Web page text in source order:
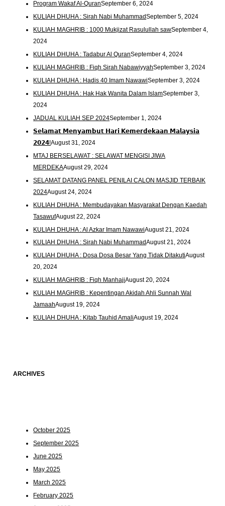
Program Wakaf Al-QuranSeptember 6, 2024
KULIAH DHUHA : Sirah Nabi MuhammadSeptember 5, 2024
KULIAH MAGHRIB : 1000 Mukjizat Rasulullah sawSeptember 4,
2024
KULIAH DHUHA : Tadabur Al QuranSeptember 4, 2024
KULIAH MAGHRIB : Fiqh Sirah NabawiyyahSeptember 3, 2024
KULIAH DHUHA : Hadis 40 Imam NawawiSeptember 3, 2024
KULIAH DHUHA : Hak Hak Wanita Dalam IslamSeptember 3,
2024
JADUAL KULIAH SEP 2024September 1, 2024
𝗦𝗲𝗹𝗮𝗺𝗮𝘁 𝗠𝗲𝗻𝘆𝗮𝗺𝗯𝘂𝘁 𝗛𝗮𝗿𝗶 𝗞𝗲𝗺𝗲𝗿𝗱𝗲𝗸𝗮𝗮𝗻 𝗠𝗮𝗹𝗮𝘆𝘀𝗶𝗮
𝟮𝟬𝟮𝟰!August 31, 2024
MTAJ BERSELAWAT : SELAWAT MENGISI JIWA
MERDEKAAugust 29, 2024
SELAMAT DATANG PANEL PENILAI CALON MASJID TERBAIK
2024August 24, 2024
KULIAH DHUHA : Membudayakan Masyarakat Dengan Kaedah
TasawufAugust 22, 2024
KULIAH DHUHA : Al Azkar Imam NawawiAugust 21, 2024
KULIAH DHUHA : Sirah Nabi MuhammadAugust 21, 2024
KULIAH DHUHA : Dosa Dosa Besar Yang Tidak DitakutiAugust
20, 2024
KULIAH MAGHRIB : Fiqh ManhajiAugust 20, 2024
KULIAH MAGHRIB : Kepentingan Akidah Ahli Sunnah Wal
JamaahAugust 19, 2024
KULIAH DHUHA : Kitab Tauhid AmaliAugust 19, 2024
ARCHIVES
October 2025
September 2025
June 2025
May 2025
March 2025
February 2025